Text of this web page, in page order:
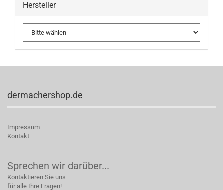
Hersteller
dermachershop.de
Impressum
Kontakt
Sprechen wir darüber...
Kontaktieren Sie uns
für alle Ihre Fragen!